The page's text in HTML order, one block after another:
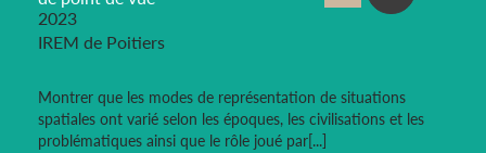
2023
IREM de Poitiers
Montrer que les modes de représentation de situations
spatiales ont varié selon les époques, les civilisations et les
problématiques ainsi que le rôle joué par[...]